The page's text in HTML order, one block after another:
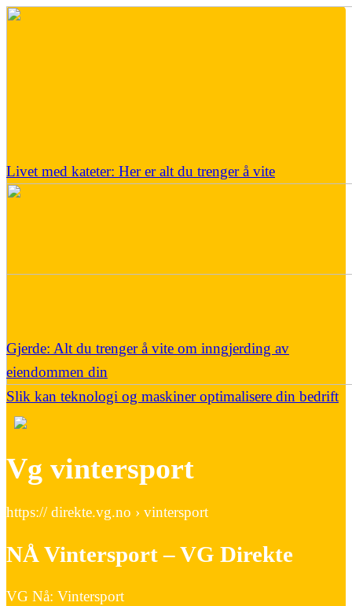
Livet med kateter: Her er alt du trenger å vite
Gjerde: Alt du trenger å vite om inngjerding av
eiendommen din
Slik kan teknologi og maskiner optimalisere din bedrift
Vg vintersport
https:// direkte.vg.no › vintersport
NÅ Vintersport – VG Direkte
VG Nå: Vintersport